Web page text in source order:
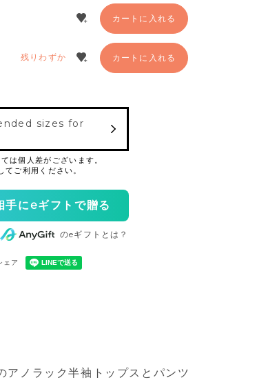
カートに入れる
残りわずか カートに入れる
sizes for
手にeギフトで贈る
のeギフトとは？
ェア
アノラック半袖トップスとパンツ